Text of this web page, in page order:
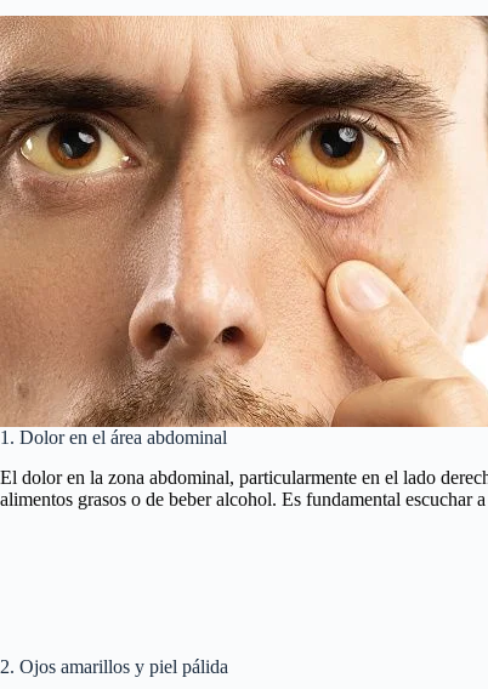
1. Dolor en el área abdominal
El dolor en la zona abdominal, particularmente en el lado
alimentos grasos o de beber alcohol. Es fundamental escuchar
2. Ojos amarillos y piel pálida